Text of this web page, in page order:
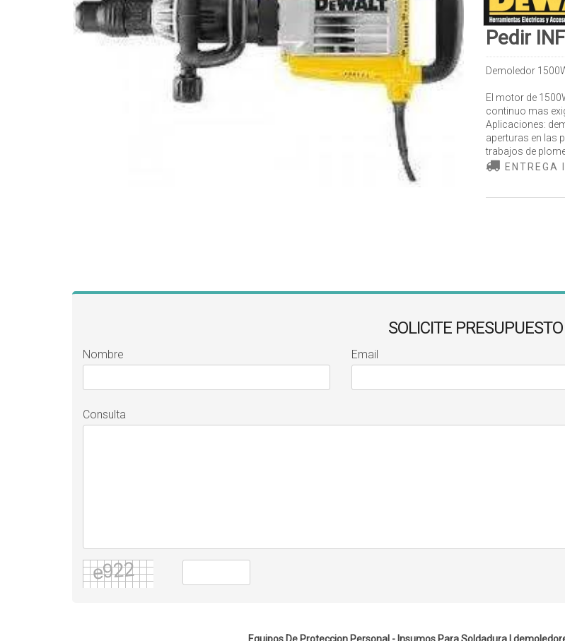
Pedir
Demoledor
El motor de
continuo mas
Aplicaciones:
aperturas en las
trabajos de
ENTREGA
SOLICITE PRESUPUESTO
Nombre Email
Consulta